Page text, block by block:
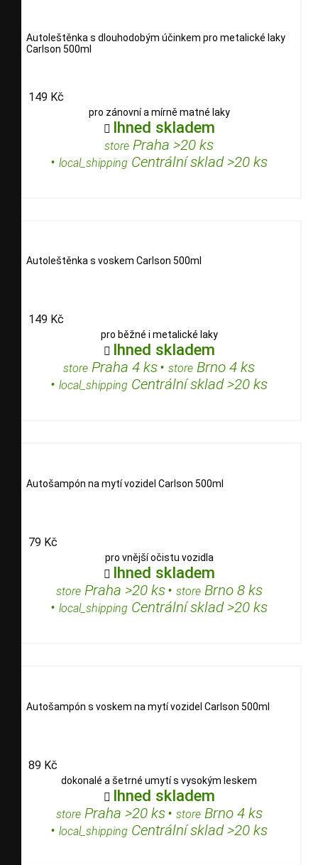
Autoleštěnka s dlouhodobým účinkem pro metalické laky
Carlson 500ml
149 Kč
pro zánovní a mírně matné laky
 Ihned skladem
store Praha >20 ks
• local_shipping Centrální sklad >20 ks
Autoleštěnka s voskem Carlson 500ml
149 Kč
pro běžné i metalické laky
 Ihned skladem
store Praha 4 ks• store Brno 4 ks
• local_shipping Centrální sklad >20 ks
Autošampón na mytí vozidel Carlson 500ml
79 Kč
pro vnější očistu vozidla
 Ihned skladem
storePraha >20 ks• storeBrno 8 ks
• local_shipping Centrální sklad >20 ks
Autošampón s voskem na mytí vozidel Carlson 500ml
89 Kč
dokonalé a šetrné umytí s vysokým leskem
 Ihned skladem
storePraha >20 ks• storeBrno 4 ks
• local_shipping Centrální sklad >20 ks